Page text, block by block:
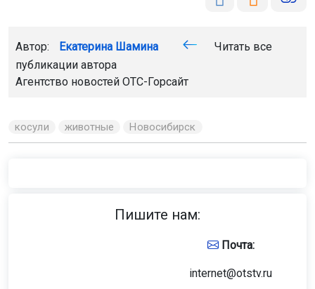
Автор: Екатерина Шамина
Читать все
публикации автора
Агентство новостей ОТС-Горсайт
косули животные Новосибирск
Пишите нам:
Почта:
internet@otstv.ru